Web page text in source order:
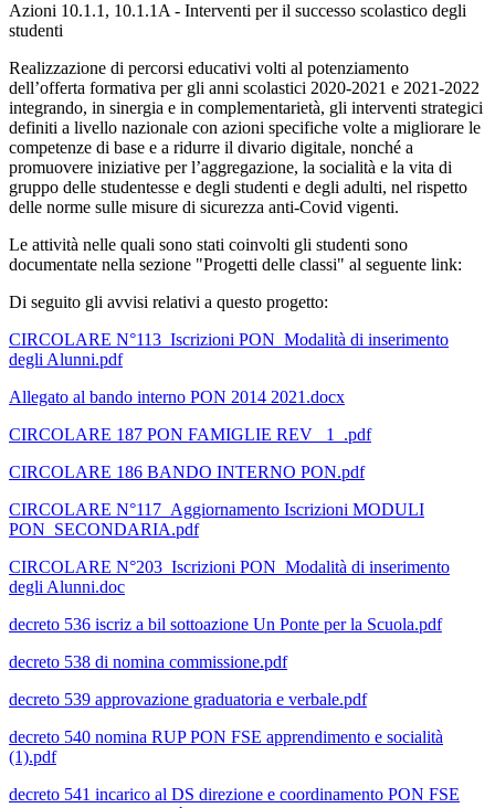
Azioni 10.1.1, 10.1.1A - Interventi per il successo scolastico degli
studenti
Realizzazione di percorsi educativi volti al potenziamento
dell’offerta formativa per gli anni scolastici 2020-2021 e 2021-2022
integrando, in sinergia e in complementarietà, gli interventi strategici
definiti a livello nazionale con azioni specifiche volte a migliorare le
competenze di base e a ridurre il divario digitale, nonché a
promuovere iniziative per l’aggregazione, la socialità e la vita di
gruppo delle studentesse e degli studenti e degli adulti, nel rispetto
delle norme sulle misure di sicurezza anti-Covid vigenti.
Le attività nelle quali sono stati coinvolti gli studenti sono
documentate nella sezione "Progetti delle classi" al seguente link:
Di seguito gli avvisi relativi a questo progetto:
CIRCOLARE N°113_Iscrizioni PON_Modalità di inserimento
degli Alunni.pdf
Allegato al bando interno PON 2014 2021.docx
CIRCOLARE 187 PON FAMIGLIE REV _1_.pdf
CIRCOLARE 186 BANDO INTERNO PON.pdf
CIRCOLARE N°117_Aggiornamento Iscrizioni MODULI
PON_SECONDARIA.pdf
CIRCOLARE N°203_Iscrizioni PON_Modalità di inserimento
degli Alunni.doc
decreto 536 iscriz a bil sottoazione Un Ponte per la Scuola.pdf
decreto 538 di nomina commissione.pdf
decreto 539 approvazione graduatoria e verbale.pdf
decreto 540 nomina RUP PON FSE apprendimento e socialità
(1).pdf
decreto 541 incarico al DS direzione e coordinamento PON FSE